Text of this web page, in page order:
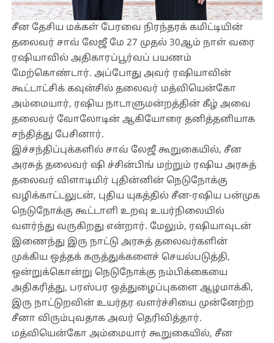
சீன தேசிய மக்கள் பேரவை நிரந்தரக் கமிட்டியின்
தலைவர் சாவ் லேஜீ மே 27 முதல் 30ஆம் நாள் வரை
ரஷியாவில் அதிகாரப்பூர்வப் பயணம்
மேற்கொண்டார். அப்போது அவர் ரஷியாவின்
கூட்டாட்சிக் கவுன்சில் தலைவர் மத்வியென்கோ
அம்மையார், ரஷிய நாடாளுமன்றத்தின் கீழ் அவை
தலைவர் வோலோடின் ஆகியோரை தனித்தனியாக
சந்தித்து பேசினார்.
இச்சந்திப்புக்களில் சாவ் லேஜீ கூறுகையில், சீன
அரசுத் தலைவர் ஷி ச்சின்பிங் மற்றும் ரஷிய அரசுத்
தலைவர் விளாடிமிர் புதின்னின் நெடுநோக்கு
வழிக்காட்டலுடன், புதிய யுகத்தில் சீன-ரஷிய பன்முக
நெடுநோக்கு கூட்டாளி உறவு உயர்நிலையில்
வளர்ந்து வருகிறது என்றார். மேலும், ரஷியாவுடன்
இணைந்து இரு நாட்டு அரசுத் தலைவர்களின்
முக்கிய ஒத்தக் கருத்துக்களைச் செயல்படுத்தி,
ஒன்றுக்கொன்று நெடுநோக்கு நம்பிக்கையை
அதிகரித்து, பரஸ்பர ஒத்துழைப்புகளை ஆழமாக்கி,
இரு நாட்டுறவின் உயர்தர வளர்ச்சியை முன்னேற்ற
சீனா விரும்புவதாக அவர் தெரிவித்தார்.
மத்வியென்கோ அம்மையார் கூறுகையில், சீன